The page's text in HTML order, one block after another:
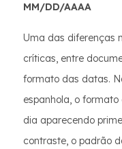
MM/DD/AAAA
Uma das diferenças
críticas, entre
formato das datas.
espanhola, o
dia aparecendo
contraste, o padrão